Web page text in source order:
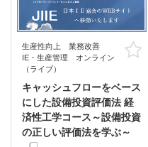
生産性向上 業務改善
IE・生産管理 オンライン
（ライブ）
キャッシュフローをベース
にした設備投資評価法 経
済性工学コース～設備投資
の正しい評価法を学ぶ～